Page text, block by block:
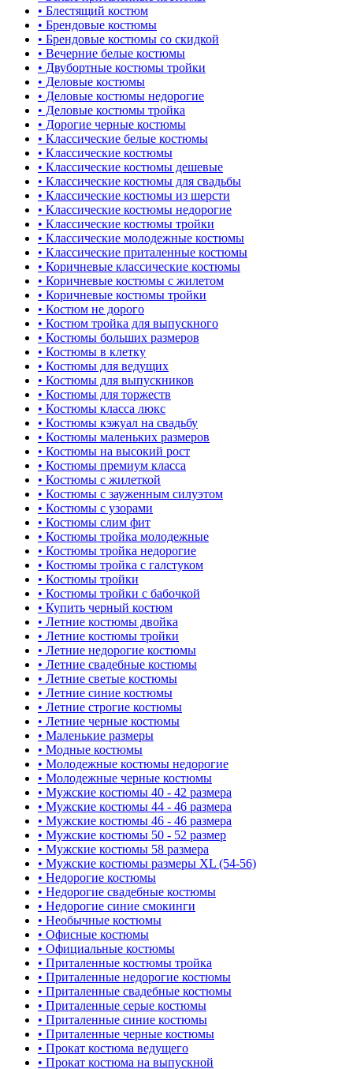
• Блестящий костюм
• Брендовые костюмы
• Брендовые костюмы со скидкой
• Вечерние белые костюмы
• Двубортные костюмы тройки
• Деловые костюмы
• Деловые костюмы недорогие
• Деловые костюмы тройка
• Дорогие черные костюмы
• Классические белые костюмы
• Классические костюмы
• Классические костюмы дешевые
• Классические костюмы для свадьбы
• Классические костюмы из шерсти
• Классические костюмы недорогие
• Классические костюмы тройки
• Классические молодежные костюмы
• Классические приталенные костюмы
• Коричневые классические костюмы
• Коричневые костюмы с жилетом
• Коричневые костюмы тройки
• Костюм не дорого
• Костюм тройка для выпускного
• Костюмы больших размеров
• Костюмы в клетку
• Костюмы для ведущих
• Костюмы для выпускников
• Костюмы для торжеств
• Костюмы класса люкс
• Костюмы кэжуал на свадьбу
• Костюмы маленьких размеров
• Костюмы на высокий рост
• Костюмы премиум класса
• Костюмы с жилеткой
• Костюмы с зауженным силуэтом
• Костюмы с узорами
• Костюмы слим фит
• Костюмы тройка молодежные
• Костюмы тройка недорогие
• Костюмы тройка с галстуком
• Костюмы тройки
• Костюмы тройки с бабочкой
• Купить черный костюм
• Летние костюмы двойка
• Летние костюмы тройки
• Летние недорогие костюмы
• Летние свадебные костюмы
• Летние светые костюмы
• Летние синие костюмы
• Летние строгие костюмы
• Летние черные костюмы
• Маленькие размеры
• Модные костюмы
• Молодежные костюмы недорогие
• Молодежные черные костюмы
• Мужские костюмы 40 - 42 размера
• Мужские костюмы 44 - 46 размера
• Мужские костюмы 46 - 46 размера
• Мужские костюмы 50 - 52 размер
• Мужские костюмы 58 размера
• Мужские костюмы размеры XL (54-56)
• Недорогие костюмы
• Недорогие свадебные костюмы
• Недорогие синие смокинги
• Необычные костюмы
• Офисные костюмы
• Официальные костюмы
• Приталенные костюмы тройка
• Приталенные недорогие костюмы
• Приталенные свадебные костюмы
• Приталенные серые костюмы
• Приталенные синие костюмы
• Приталенные черные костюмы
• Прокат костюма ведущего
• Прокат костюма на выпускной